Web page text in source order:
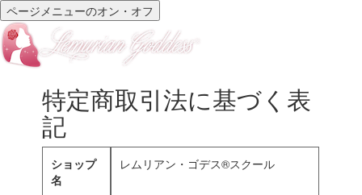
ページメニューのオン・オフ
特定商取引法に基づく表
記
ショップ
名
レムリアン・ゴデス®スクール